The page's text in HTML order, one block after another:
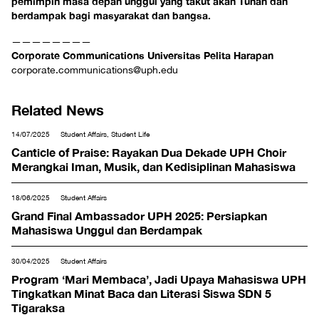
berdampak bagi masyarakat dan bangsa.
————————
Corporate Communications Universitas Pelita Harapan
corporate.communications@uph.edu
Related News
14/07/2025 Student Affairs, Student Life
Canticle of Praise: Rayakan Dua Dekade UPH Choir
Merangkai Iman, Musik, dan Kedisiplinan Mahasiswa
18/06/2025 Student Affairs
Grand Final Ambassador UPH 2025: Persiapkan
Mahasiswa Unggul dan Berdampak
30/04/2025 Student Affairs
Program ‘Mari Membaca’, Jadi Upaya Mahasiswa UPH
Tingkatkan Minat Baca dan Literasi Siswa SDN 5
Tigaraksa